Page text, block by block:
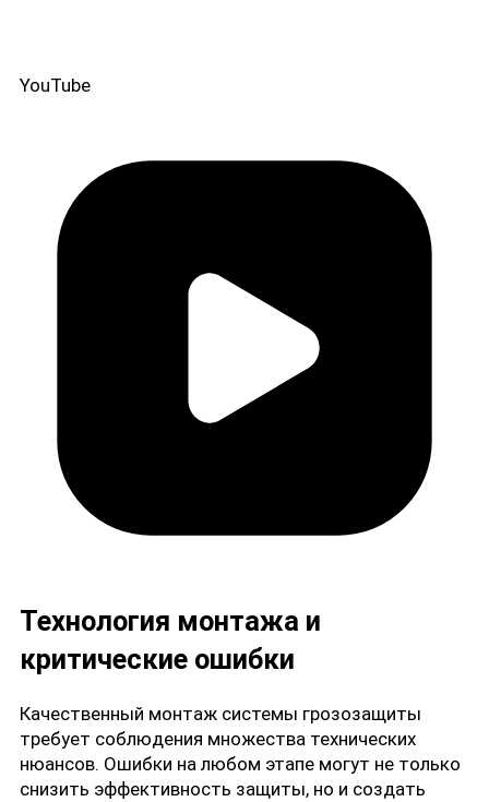
YouTube
Технология монтажа и
критические ошибки
Качественный монтаж системы грозозащиты
требует соблюдения множества технических
нюансов. Ошибки на любом этапе могут не только
снизить эффективность защиты, но и создать